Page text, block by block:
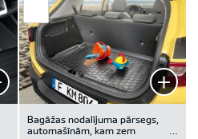
Bagāžas nodalījuma pārsegs,
automašīnām, kam zem